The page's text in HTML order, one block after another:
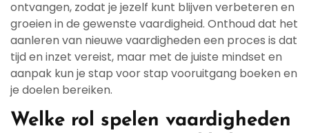
ontvangen, zodat je jezelf kunt blijven verbeteren en
groeien in de gewenste vaardigheid. Onthoud dat het
aanleren van nieuwe vaardigheden een proces is dat
tijd en inzet vereist, maar met de juiste mindset en
aanpak kun je stap voor stap vooruitgang boeken en
je doelen bereiken.
Welke rol spelen vaardigheden